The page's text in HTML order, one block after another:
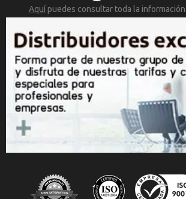
Aquípuedes consultar toda la